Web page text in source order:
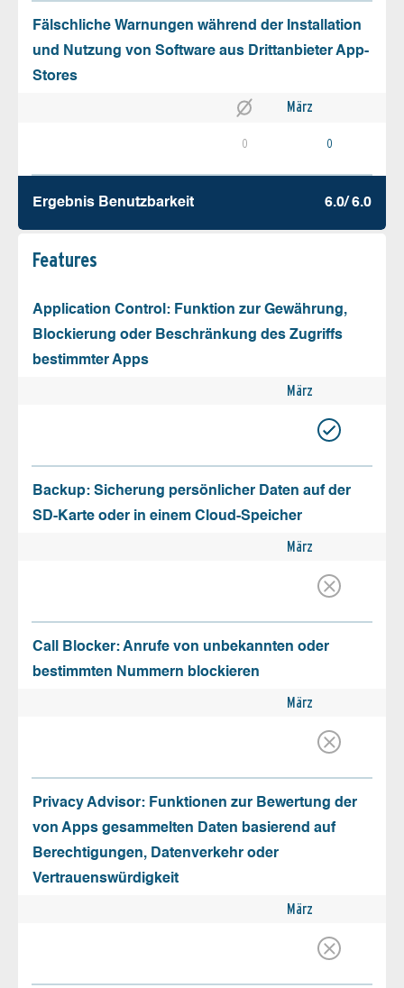
Fälschliche Warnungen während der Installation
und Nutzung von Software aus Drittanbieter App-
Stores
März
0 0
Ergebnis Benutz­barkeit 6.0/ 6.0
Features
Application Control: Funktion zur Gewährung,
Blockierung oder Beschränkung des Zugriffs
bestimmter Apps
März
Backup: Sicherung persönlicher Daten auf der
SD-Karte oder in einem Cloud-Speicher
März
Call Blocker: Anrufe von unbekannten oder
bestimmten Nummern blockieren
März
Privacy Advisor: Funktionen zur Bewertung der
von Apps gesammelten Daten basierend auf
Berechtigungen, Datenverkehr oder
Vertrauenswürdigkeit
März